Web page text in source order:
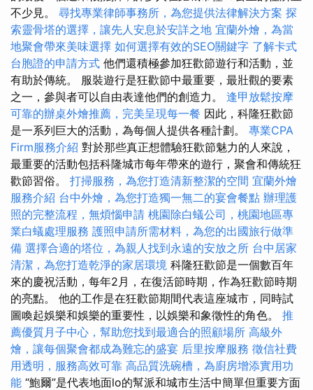
不少見。 尋找專業律師事務所，為您提供法律解決方案 探
索靈骨塔的選擇，讓先人安息於安詳之地 宜蘭外燴，為當
地聚會帶來美味選擇 如何選擇有效的SEO關鍵字 了解卡式
台胞證的申請方式 他們還積極參加狂歡節遊行和活動，並
有助於傳統。 服裝遊行是狂歡節中最重要，最壯觀的要素
之一，參與者可以自由表達他們的創造力。 逢甲放鬆按摩
可靠的辦桌外燴推薦，完美呈現每一餐 因此，科隆狂歡節
是一系列巨大的活動，為每個人提供各種計劃。 專業CPA
Firm服務介紹 對於那些真正想體驗狂歡節魅力的人來說，
最重要的活動包括科隆城市每年帶來的遊行，聚會和傳統狂
歡節習俗。 打掃服務，為您打造清新整潔的空間 宜蘭外燴
服務介紹 台中外燴，為您打造獨一無二的宴會餐點 辦理護
照的完整流程，無煩惱申請 桃園除白蟻公司，桃園地區專
業白蟻處理服務 護照申請所需材料，為您的出國旅行做準
備 選擇合適的塔位，為親人找到永遠的安放之所 台中居家
清潔，為您打造乾淨的家居環境 科隆狂歡節是一個數百年
來的慶祝活動，每年2月，在復活節時期，作為狂歡節時期
的亮點。 他的工作是在狂歡節期間代表這座城市，同時試
圖喚起娛樂和娛樂的重要性，以娛樂和象徵性的角色。 推
薦優質月子中心，幫助您找到最適合的照顧場所 高級外
燴，讓每個聚會都成為難忘的盛宴 后里按摩服務 徵信社費
用透明，服務高效可靠 高品質洗碗槽，為廚房增添實用功
能 “鮑爾”是代表地面lo的幫派和城市生活中簡單但重要方面